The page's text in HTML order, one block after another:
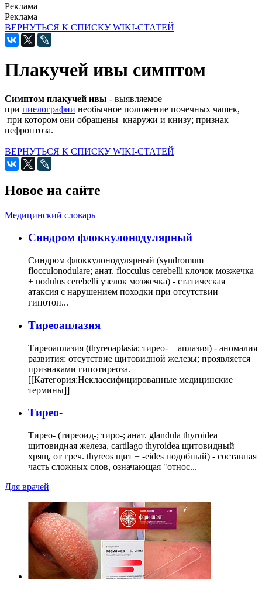
Реклама
Реклама
ВЕРНУТЬСЯ К СПИСКУ WIKI-СТАТЕЙ
Плакучей ивы симптом
Симптом плакучей ивы - выявляемое
при пиелографии необычное положение почечных чашек,
при котором они обращены кнаружи и книзу; признак
нефроптоза.
ВЕРНУТЬСЯ К СПИСКУ WIKI-СТАТЕЙ
Новое на сайте
Медицинский словарь
Cиндром флоккулонодулярный
Синдром флоккулонодулярный (syndromum
flocculonodulare; анат. flocculus cerebelli клочок мозжечка
+ nodulus cerebelli узелок мозжечка) - статическая
атаксия с нарушением походки при отсутствии
гипотон...
Тиреоаплазия
Тиреоаплазия (thyreoaplasia; тирео- + аплазия) - аномалия
развития: отсутствие щитовидной железы; проявляется
признаками гипотиреоза.
[[Категория:Неклассифицированные медицинские
термины]]
Тирео-
Тирео- (тиреоид-; тиро-; анат. glandula thyroidea
щитовидная железа, cartilago thyroidea щитовидный
хрящ, от греч. thyreos щит + -eides подобный) - составная
часть сложных слов, означающая "относ...
Для врачей